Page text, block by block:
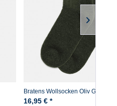
Bratens Wollsocken Oliv Grün
16,95 € *